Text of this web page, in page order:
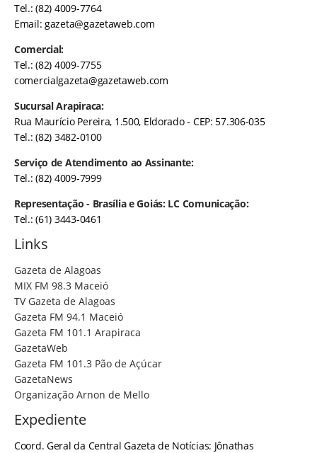
Tel.: (82) 4009-7764
Email:gazeta@gazetaweb.com
Comercial:
Tel.: (82) 4009-7755
comercialgazeta@gazetaweb.com
Sucursal Arapiraca:
Rua Maurício Pereira, 1.500, Eldorado - CEP: 57.306-035
Tel.: (82) 3482-0100
Serviço de Atendimento ao Assinante:
Tel.: (82) 4009-7999
Representação - Brasília e Goiás: LC Comunicação:
Tel.: (61) 3443-0461
Links
Gazeta de Alagoas
MIX FM 98.3 Maceió
TV Gazeta de Alagoas
Gazeta FM 94.1 Maceió
Gazeta FM 101.1 Arapiraca
GazetaWeb
Gazeta FM 101.3 Pão de Açúcar
GazetaNews
Organização Arnon de Mello
Expediente
Coord. Geral da Central Gazeta de Notícias: Jônathas